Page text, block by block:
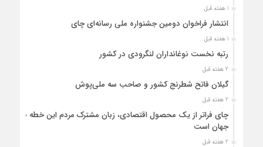
1 هفته قبل
انتشار فراخوان دومین جشنواره ملی رسانه‌ای چای
1 هفته قبل
رتبه نخست نوغانداران لنگرودی در کشور
2 هفته قبل
گیلان فاتح شطرنج کشور و صاحب سه ملی‌پوش
2 هفته قبل
چای فراتر از یک محصول اقتصادی، زبان مشترک مردم این خطه با
جهان است
2 هفته قبل